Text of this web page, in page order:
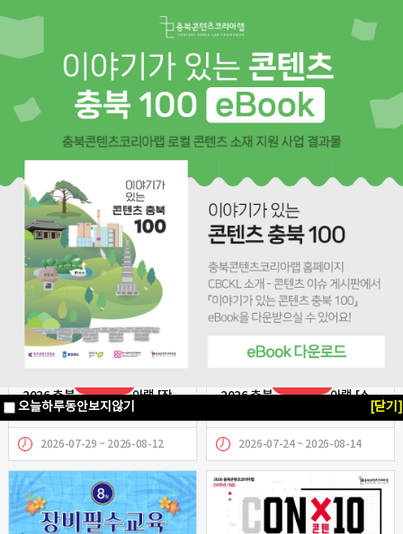
프로그램 신청 공간예약 장비예약
2026 충북콘텐츠코리아랩 [장
비 마스터링] 생성형 AI를 활용
한 상품개발 굿즈 제작 기본과
정 수강생 모집공고
2026-07-29 ~ 2026-08-12
2026 충북콘텐츠코리아랩 [스
타트업 오피스] 신규 입주자 모
집
2026-07-24 ~ 2026-08-14
오늘하루동안보지않기 [닫기]